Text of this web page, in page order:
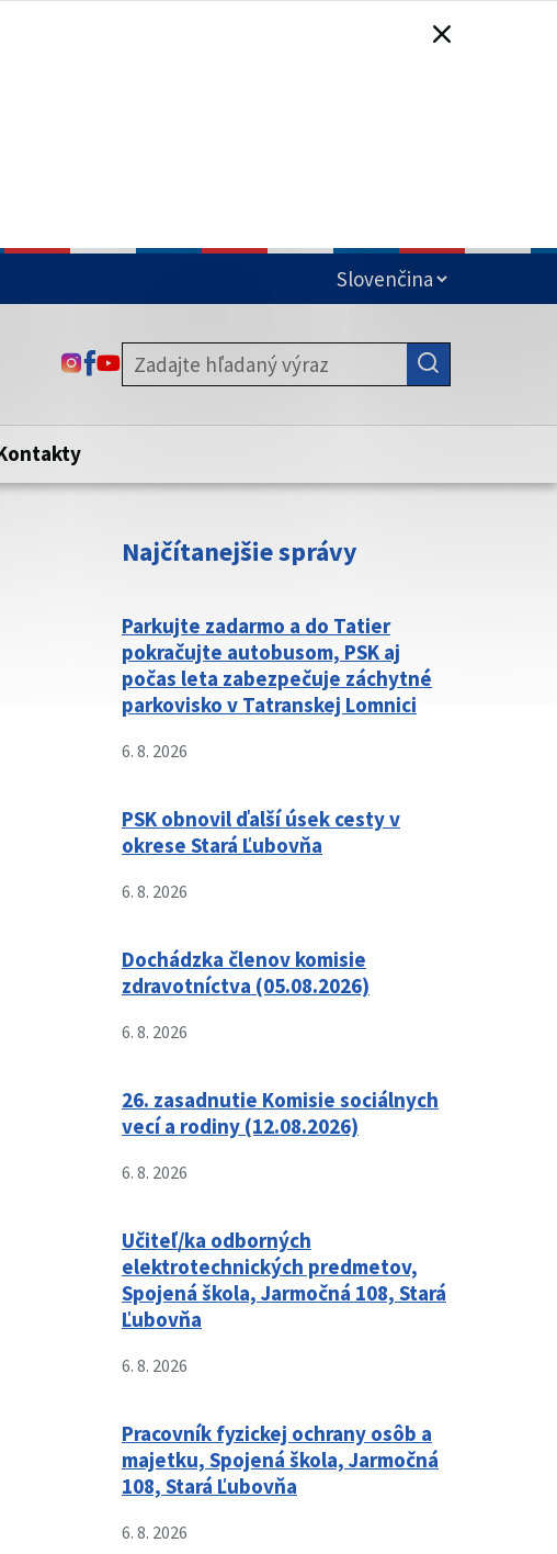
stránku. Zabezpečená stránka vždy začína
domény webového sídla.
ODKAZ SA OTVORÍ NA NOVEJ KARTE
ODKAZ SA OTVORÍ NA NOVEJ KARTE
ODKAZ SA OTVORÍ NA NOVEJ KARTE
Najčítanejšie správy
Parkujte zadarmo a do Tatier
pokračujte autobusom, PSK aj
počas leta zabezpečuje záchytné
parkovisko v Tatranskej Lomnici
6. 8. 2026
PSK obnovil ďalší úsek cesty v
okrese Stará Ľubovňa
6. 8. 2026
Dochádzka členov komisie
zdravotníctva (05.08.2026)
6. 8. 2026
26. zasadnutie Komisie sociálnych
vecí a rodiny (12.08.2026)
6. 8. 2026
Učiteľ/ka odborných
elektrotechnických predmetov,
Spojená škola, Jarmočná 108, Stará
Ľubovňa
6. 8. 2026
Pracovník fyzickej ochrany osôb a
majetku, Spojená škola, Jarmočná
108, Stará Ľubovňa
6. 8. 2026